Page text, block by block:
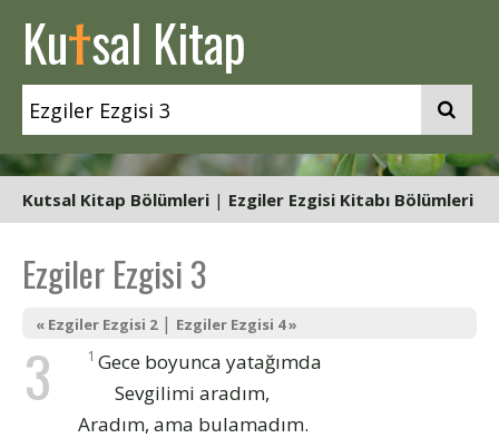
Kutsal Kitap
Kutsal Kitap Bölümleri | Ezgiler Ezgisi Kitabı Bölümleri
Ezgiler Ezgisi 3
« Ezgiler Ezgisi 2| Ezgiler Ezgisi 4 »
3 1 Gece boyunca yatağımda
Sevgilimi aradım,
Aradım, ama bulamadım.